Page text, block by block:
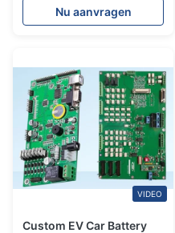
Aluminium en koper
Nu aanvragen
VIDEO
Custom EV Car Battery